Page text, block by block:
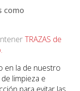
como
TRAZAS de
en la de nuestro
limpieza e